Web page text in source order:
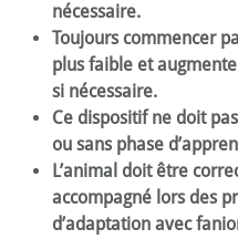
nécessaire.
Toujours commencer
plus faible et
si nécessaire.
Ce dispositif ne doit
ou sans phase
L’animal doit être
accompagné lors des
d’adaptation avec